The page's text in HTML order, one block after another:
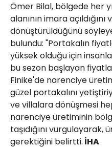
Ömer Bilal, bölgede her
alanının imara
dönüştürüldüğünü
bulundu: "Portakalın
yüksek olduğu için
bu sezon başlayan
Finike'de narenciye
güzel portakalını
ve villalara dönüşmesi
narenciye üretiminin
taşıdığını vurgulayarak,
gerektiğini belirtti. İHA